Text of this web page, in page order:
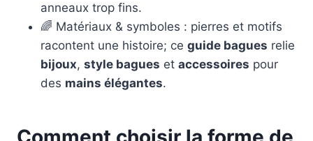
anneaux trop fins.
🌈 Matériaux & symboles : pierres et motifs
racontent une histoire; ce guide bagues relie
bijoux, style bagues et accessoires pour
des mains élégantes.